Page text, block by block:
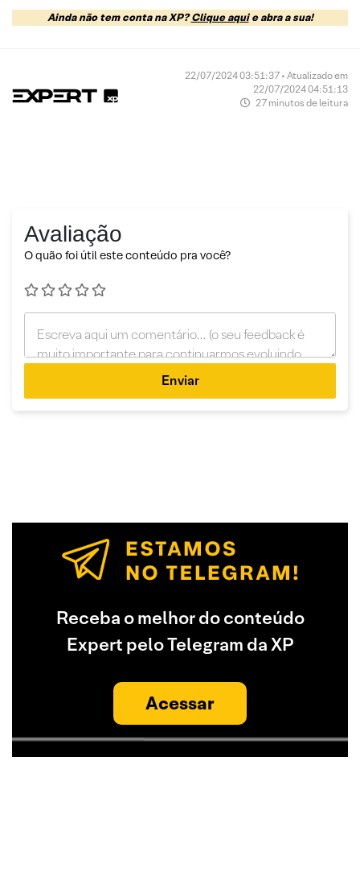
Ainda não tem conta na XP?Clique aquie abra a sua!
22/07/2024 03:51:37 • Atualizado em
22/07/2024 04:51:13
27 minutos de leitura
Avaliação
O quão foi útil este conteúdo pra você?
Enviar
Receba o melhor do conteúdo
Expert pelo Telegram da XP
Acessar